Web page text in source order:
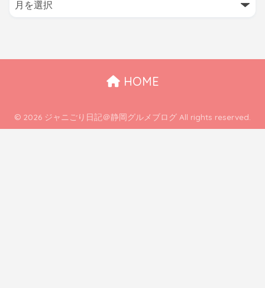
HOME
© 2026 ジャニごり日記＠静岡グルメブログ All rights reserved.